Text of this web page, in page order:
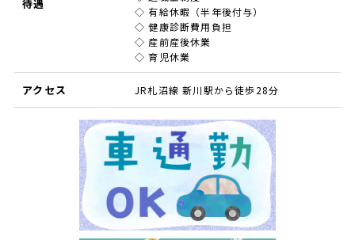
待遇
◇ 有給休暇（半年後付与）
◇ 健康診断費用負担
◇ 産前産後休業
◇ 育児休業
アクセス JR札沼線 新川駅から徒歩28分